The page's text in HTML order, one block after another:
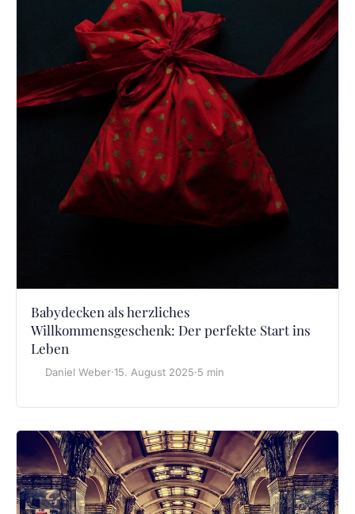
Babydecken als herzliches
Willkommensgeschenk: Der perfekte Start ins
Leben
Daniel Weber·15. August 2025·5 min